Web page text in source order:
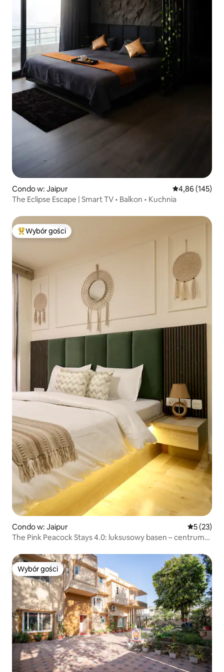
Condo w: Jaipur Średnia
4,86 (145)
The Eclipse Escape | Smart TV • Balkon • Kuchnia
Najpopularniejsze z kategorii Wybór gości
Wybór gości
Condo w: Jaipur Średnia
5 (23)
The Pink Peacock Stays 4.0: luksusowy basen – centrum
Wybór gości
Wybór gości